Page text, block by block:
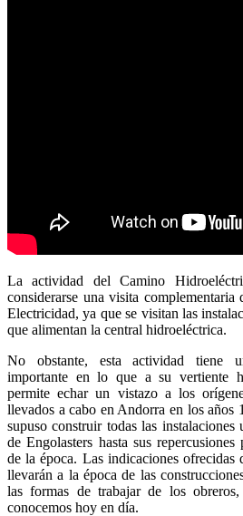
La actividad del Camino
considerarse una visita
Electricidad, ya que se visitan las
que alimentan la central hidroeléctrica.
No obstante, esta actividad tiene
importante en lo que a su vertiente
permite echar un vistazo a los
llevados a cabo en Andorra en los años
supuso construir todas las instalaciones
de Engolasters hasta sus
de la época. Las indicaciones ofrecidas
llevarán a la época de las
las formas de trabajar de los
conocemos hoy en día.